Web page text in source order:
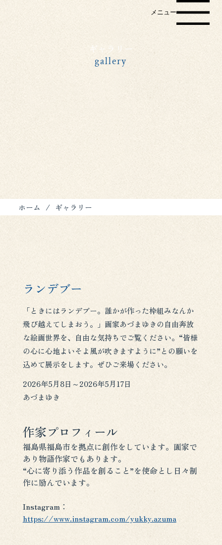
メニュー
ギャラリー
gallery
ホーム / ギャラリー
ランデブー
「ときにはランデブー。誰かが作った枠組みなんか
飛び越えてしまおう。」画家あづまゆきの自由奔放
な絵画世界を、自由な気持ちでご覧ください。“皆様
の心に心地よいそよ風が吹きますように”との願いを
込めて展示をします。ぜひご来場ください。
2026年5月8日 ～2026年5月17日
あづまゆき
作家プロフィール
福島県福島市を拠点に創作をしています。画家で
あり物語作家でもあります。
“心に寄り添う作品を創ること”を使命とし日々制
作に励んでいます。
Instagram：
https://www.instagram.com/yukky.azuma